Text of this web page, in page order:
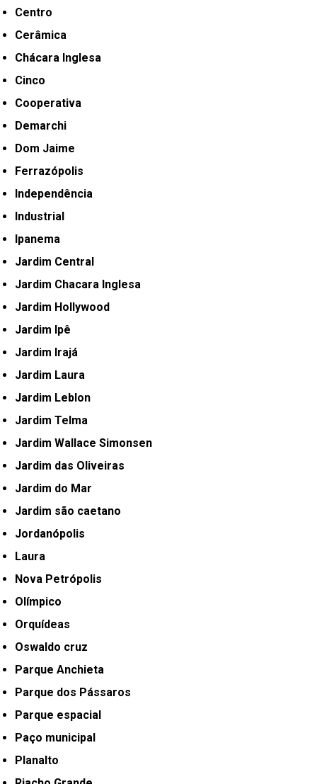
Centro
Cerâmica
Chácara Inglesa
Cinco
Cooperativa
Demarchi
Dom Jaime
Ferrazópolis
Independência
Industrial
Ipanema
Jardim Central
Jardim Chacara Inglesa
Jardim Hollywood
Jardim Ipê
Jardim Irajá
Jardim Laura
Jardim Leblon
Jardim Telma
Jardim Wallace Simonsen
Jardim das Oliveiras
Jardim do Mar
Jardim são caetano
Jordanópolis
Laura
Nova Petrópolis
Olímpico
Orquídeas
Oswaldo cruz
Parque Anchieta
Parque dos Pássaros
Parque espacial
Paço municipal
Planalto